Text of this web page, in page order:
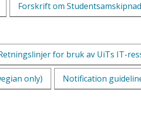
Forskrift om
for bruk av UiTs IT-
only) Notification